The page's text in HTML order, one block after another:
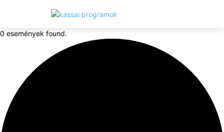
0 események found.